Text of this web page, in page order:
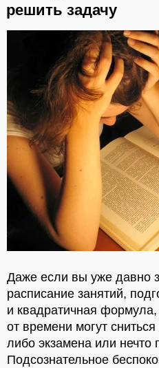
решить задачу
Даже если вы уже давно
расписание занятий,
и квадратичная
от времени могут
либо экзамена или нечто
Подсознательное